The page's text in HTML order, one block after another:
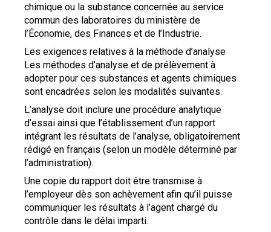
chimique ou la substance concernée au service
commun des laboratoires du ministère de
l’Économie, des Finances et de l’Industrie.
Les exigences relatives à la méthode d’analyse
Les méthodes d’analyse et de prélèvement à
adopter pour ces substances et agents chimiques
sont encadrées selon les modalités suivantes.
L’analyse doit inclure une procédure analytique
d’essai ainsi que l’établissement d’un rapport
intégrant les résultats de l’analyse, obligatoirement
rédigé en français (selon un modèle déterminé par
l’administration).
Une copie du rapport doit être transmise à
l’employeur dès son achèvement afin qu’il puisse
communiquer les résultats à l’agent chargé du
contrôle dans le délai imparti.